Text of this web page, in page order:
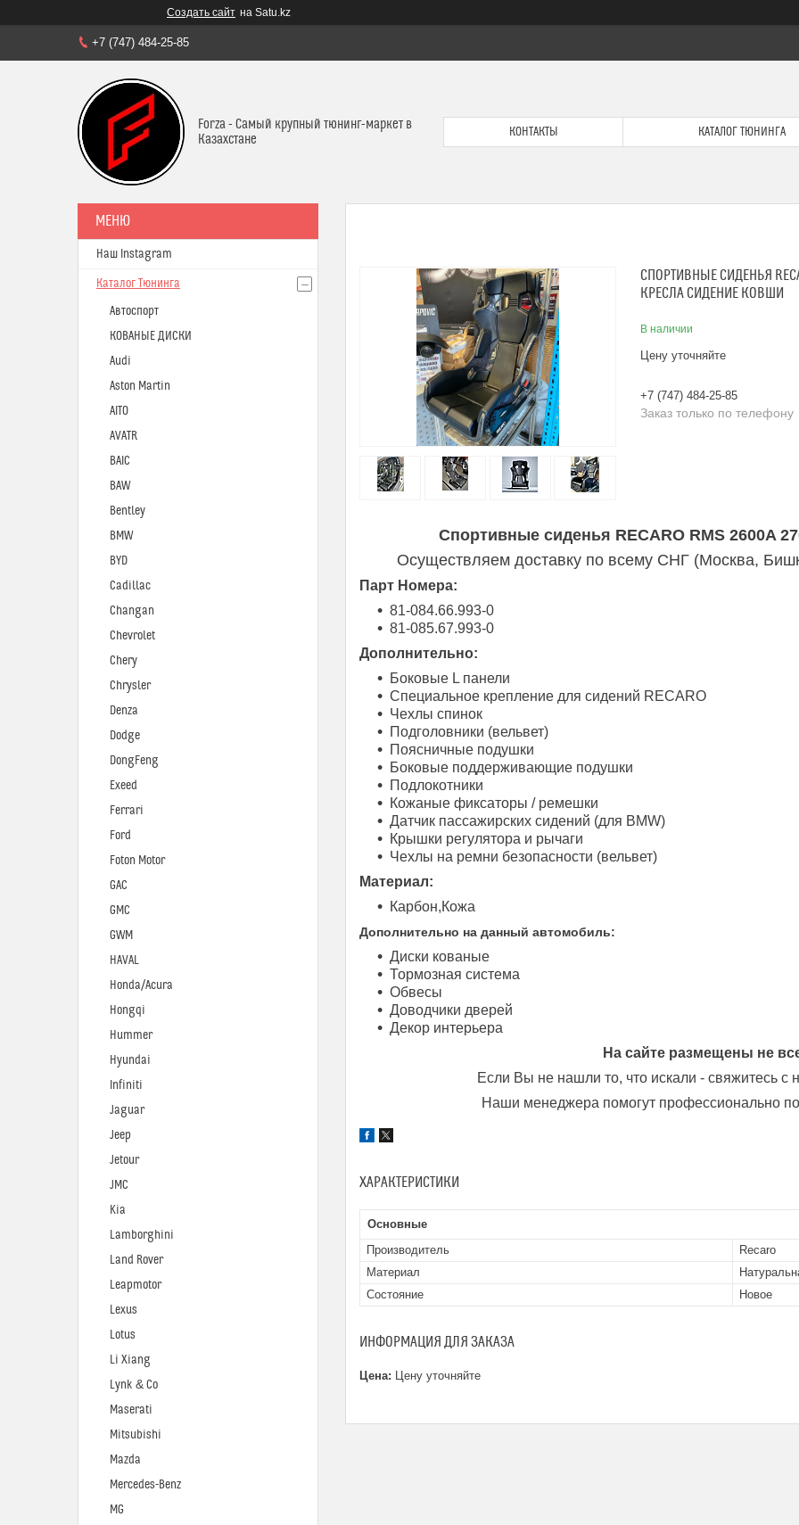
Создать сайт на Satu.kz
+7 (747) 484-25-85
Forza - Самый крупный тюнинг-маркет в
Казахстане
КОНТАКТЫ КАТАЛОГ ТЮНИНГА
СПОРТИВНЫЕ СИДЕНЬЯ
КРЕСЛА СИДЕНИЕ КОВШИ
В наличии
Цену уточняйте
+7 (747) 484-25-85
Заказ только по телефону
Спортивные сиденья RECARO RMS 2600A
Осуществляем доставку по всему СНГ (Москва,
Парт Номера:
81-084.66.993-0
81-085.67.993-0
Дополнительно:
Боковые L панели
Специальное крепление для сидений RECARO
Чехлы спинок
Подголовники (вельвет)
Поясничные подушки
Боковые поддерживающие подушки
Подлокотники
Кожаные фиксаторы / ремешки
Датчик пассажирских сидений (для BMW)
Крышки регулятора и рычаги
Чехлы на ремни безопасности (вельвет)
Материал:
Карбон,Кожа
Дополнительно на данный автомобиль:
Диски кованые
Тормозная система
Обвесы
Доводчики дверей
Декор интерьера
На сайте размещены не
Если Вы не нашли то, что искали - свяжитесь
Наши менеджера помогут профессионально
ХАРАКТЕРИСТИКИ
Основные
Производитель
Recaro
Материал
Состояние
Новое
ИНФОРМАЦИЯ ДЛЯ ЗАКАЗА
Цена: Цену уточняйте
Наш Instagram
Каталог Тюнинга
Автоспорт
КОВАНЫЕ ДИСКИ
Audi
Aston Martin
AITO
AVATR
BAIC
BAW
Bentley
BMW
BYD
Cadillac
Changan
Chevrolet
Chery
Chrysler
Denza
Dodge
DongFeng
Exeed
Ferrari
Ford
Foton Motor
GAC
GMC
GWM
HAVAL
Honda/Acura
Hongqi
Hummer
Hyundai
Infiniti
Jaguar
Jeep
Jetour
JMC
Kia
Lamborghini
Land Rover
Leapmotor
Lexus
Lotus
Li Xiang
Lynk & Co
Maserati
Mitsubishi
Mazda
Mercedes-Benz
MG